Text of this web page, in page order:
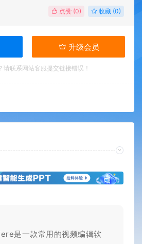
点赞 (0) 收藏 (0)
升级会员
请联系网站客服提交链接错误！
是一款常用的视频编辑软